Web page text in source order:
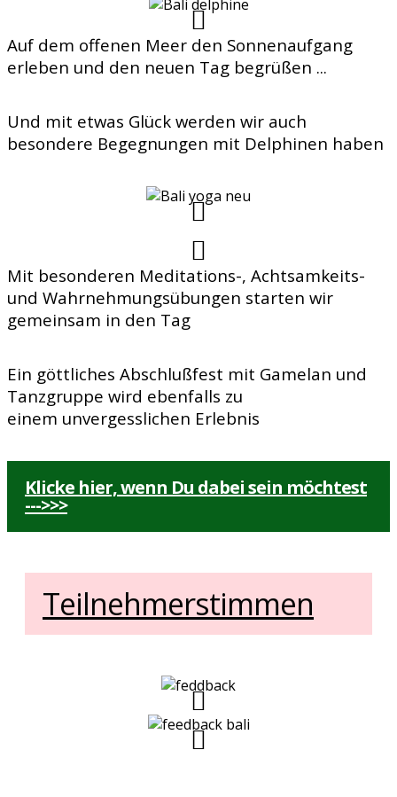
Auf dem offenen Meer den Sonnenaufgang
erleben und den neuen Tag begrüßen ...
Und mit etwas Glück werden wir auch
besondere Begegnungen mit Delphinen haben
Mit besonderen Meditations-, Achtsamkeits-
und Wahrnehmungsübungen starten wir
gemeinsam in den Tag
Ein göttliches Abschlußfest mit Gamelan und
Tanzgruppe wird ebenfalls zu
einem unvergesslichen Erlebnis
Klicke hier, wenn Du dabei sein möchtest
--->>>
Teilnehmerstimmen